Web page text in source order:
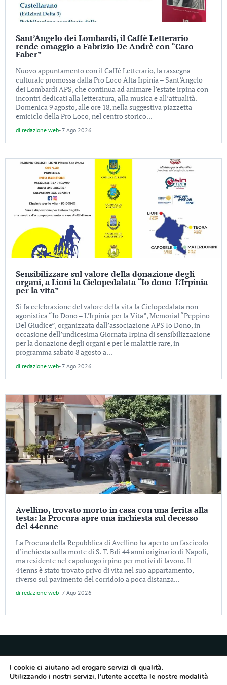
Sant’Angelo dei Lombardi, il Caffè Letterario
rende omaggio a Fabrizio De Andrè con “Caro
Faber”
Nuovo appuntamento con il Caffè Letterario, la rassegna
culturale promossa dalla Pro Loco Alta Irpinia – Sant’Angelo
dei Lombardi APS, che continua ad animare l’estate irpina con
incontri dedicati alla letteratura, alla musica e all’attualità.
Domenica 9 agosto, alle ore 18, nella suggestiva piazzetta-
emiciclo della Pro Loco, nel centro storico...
di redazione web-7 Ago 2026
Sensibilizzare sul valore della donazione degli
organi, a Lioni la Ciclopedalata “Io dono-L’Irpinia
per la vita”
Si fa celebrazione del valore della vita la Ciclopedalata non
agonistica “Io Dono – L’Irpinia per la Vita”, Memorial “Peppino
Del Giudice”, organizzata dall’associazione APS Io Dono, in
occasione dell’undicesima Giornata Irpina di sensibilizzazione
per la donazione degli organi e per le malattie rare, in
programma sabato 8 agosto a...
di redazione web-7 Ago 2026
Avellino, trovato morto in casa con una ferita alla
testa: la Procura apre una inchiesta sul decesso
del 44enne
La Procura della Repubblica di Avellino ha aperto un fascicolo
d’inchiesta sulla morte di S. T. Bdi 44 anni originario di Napoli,
ma residente nel capoluogo irpino per motivi di lavoro. Il
44enns è stato trovato privo di vita nel suo appartamento,
riverso sul pavimento del corridoio a poca distanza...
di redazione web-7 Ago 2026
I cookie ci aiutano ad erogare servizi di qualità.
Utilizzando i nostri servizi, l'utente accetta le nostre modalità